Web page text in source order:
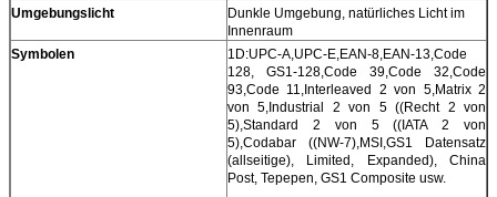
Umgebungslicht
Dunkle Umgebung, natürliches Licht im
Innenraum
Symbolen
1D:UPC-A,UPC-E,EAN-8,EAN-13,Code
128, GS1-128,Code 39,Code 32,Code
93,Code 11,Interleaved 2 von 5,Matrix 2
von 5,Industrial 2 von 5 ((Recht 2 von
5),Standard 2 von 5 ((IATA 2 von
5),Codabar ((NW-7),MSI,GS1 Datensatz
(allseitige), Limited, Expanded), China
Post, Tepepen, GS1 Composite usw.